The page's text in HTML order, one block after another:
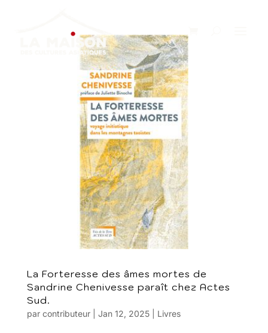
La Forteresse des âmes mortes de
Sandrine Chenivesse paraît chez Actes
Sud.
par contributeur| Jan 12, 2025| Livres